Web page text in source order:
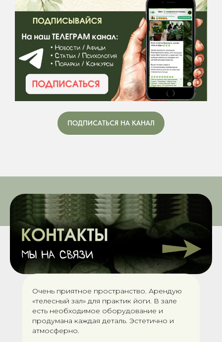
ПОДПИСАТЬСЯ НА КАНАЛ